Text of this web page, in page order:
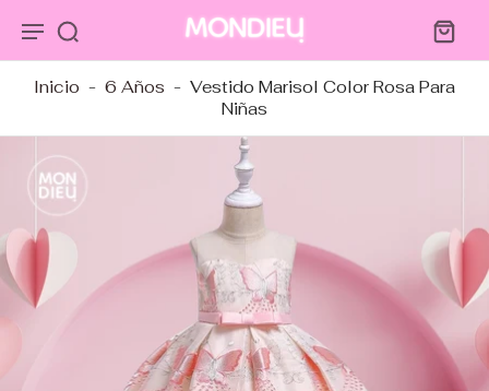
Inicio - 6 Años - Vestido Marisol Color Rosa Para
Niñas